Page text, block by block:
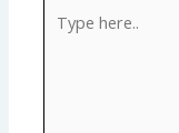
here..